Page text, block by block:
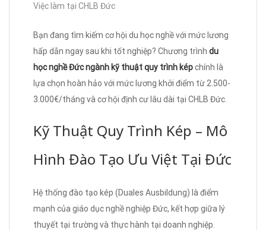
Việc làm tại CHLB Đức
Bạn đang tìm kiếm cơ hội du học nghề với mức lương
hấp dẫn ngay sau khi tốt nghiệp? Chương trình du
học nghề Đức ngành kỹ thuật quy trình képchính là
lựa chọn hoàn hảo với mức lương khởi điểm từ 2.500-
3.000€/tháng và cơ hội định cư lâu dài tại CHLB Đức.
Kỹ Thuật Quy Trình Kép – Mô
Hình Đào Tạo Ưu Việt Tại Đức
Hệ thống đào tạo kép (Duales Ausbildung) là điểm
mạnh của giáo dục nghề nghiệp Đức, kết hợp giữa lý
thuyết tại trường và thực hành tại doanh nghiệp.